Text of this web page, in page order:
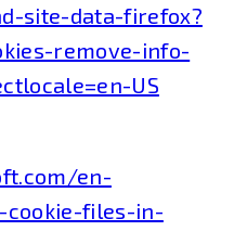
site-data-firefox?
remove-info-
US
en-
files-in-